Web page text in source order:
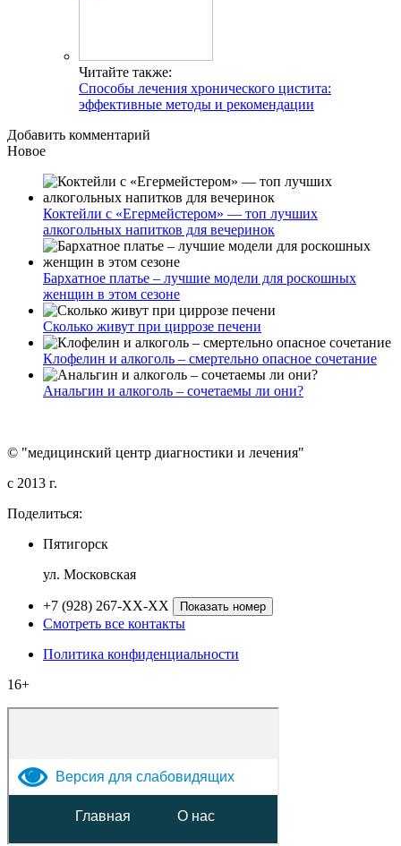
Читайте также:
Способы лечения хронического цистита:
эффективные методы и рекомендации
Добавить комментарий
Новое
Коктейли с «Егермейстером» — топ лучших
алкогольных напитков для вечеринок
Бархатное платье – лучшие модели для роскошных
женщин в этом сезоне
Сколько живут при циррозе печени
Клофелин и алкоголь – смертельно опасное сочетание
Анальгин и алкоголь – сочетаемы ли они?
© "медицинский центр диагностики и лечения"
c 2013 г.
Поделиться:
Пятигорск
ул. Московская
+7 (928) 267-XX-XX Показать номер
Смотреть все контакты
Политика конфиденциальности
16+